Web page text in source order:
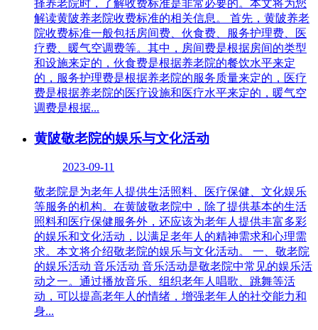
择养老院时，了解收费标准是非常必要的。本文将为您
解读黄陂养老院收费标准的相关信息。 首先，黄陂养老
院收费标准一般包括房间费、伙食费、服务护理费、医
疗费、暖气空调费等。其中，房间费是根据房间的类型
和设施来定的，伙食费是根据养老院的餐饮水平来定
的，服务护理费是根据养老院的服务质量来定的，医疗
费是根据养老院的医疗设施和医疗水平来定的，暖气空
调费是根据...
黄陂敬老院的娱乐与文化活动
2023-09-11
敬老院是为老年人提供生活照料、医疗保健、文化娱乐
等服务的机构。在黄陂敬老院中，除了提供基本的生活
照料和医疗保健服务外，还应该为老年人提供丰富多彩
的娱乐和文化活动，以满足老年人的精神需求和心理需
求。本文将介绍敬老院的娱乐与文化活动。 一、敬老院
的娱乐活动 音乐活动 音乐活动是敬老院中常见的娱乐活
动之一。通过播放音乐、组织老年人唱歌、跳舞等活
动，可以提高老年人的情绪，增强老年人的社交能力和
身...